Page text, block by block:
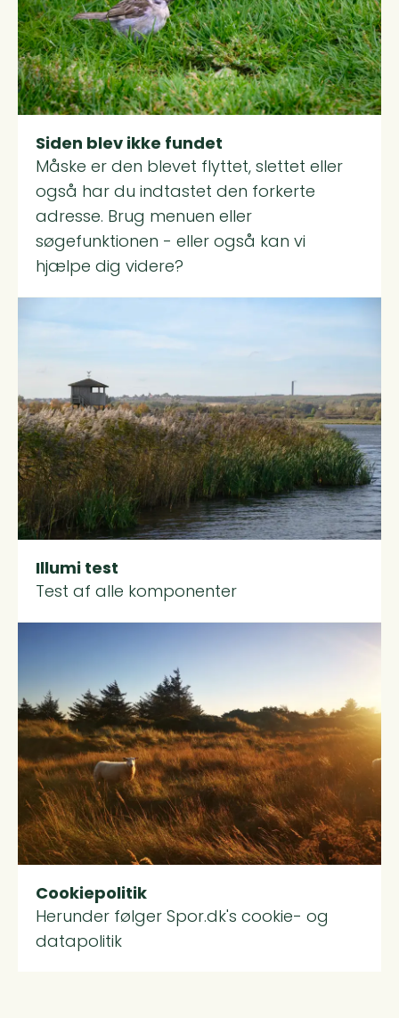
Siden blev ikke fundet
Måske er den blevet flyttet, slettet eller
også har du indtastet den forkerte
adresse. Brug menuen eller
søgefunktionen - eller også kan vi
hjælpe dig videre?
Illumi test
Test af alle komponenter
Cookiepolitik
Herunder følger Spor.dk's cookie- og
datapolitik